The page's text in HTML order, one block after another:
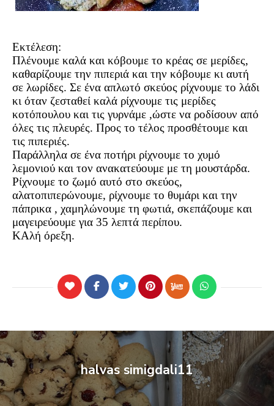
Εκτέλεση:
Πλένουμε καλά και κόβουμε το κρέας σε μερίδες,
καθαρίζουμε την πιπεριά και την κόβουμε κι αυτή
σε λωρίδες. Σε ένα απλωτό σκεύος ρίχνουμε το λάδι
κι όταν ζεσταθεί καλά ρίχνουμε τις μερίδες
κοτόπουλου και τις γυρνάμε ,ώστε να ροδίσουν από
όλες τις πλευρές. Προς το τέλος προσθέτουμε και
τις πιπεριές.
Παράλληλα σε ένα ποτήρι ρίχνουμε το χυμό
λεμονιού και τον ανακατεύουμε με τη μουστάρδα.
Ρίχνουμε το ζωμό αυτό στο σκεύος,
αλατοπιπερώνουμε, ρίχνουμε το θυμάρι και την
πάπρικα , χαμηλώνουμε τη φωτιά, σκεπάζουμε και
μαγειρεύουμε για 35 λεπτά περίπου.
ΚΑλή όρεξη.
halvas simigdali11